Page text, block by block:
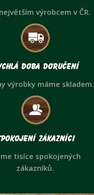
výrobcem v ČR.
doba doručení
výrobky máme skladem.
zákazníci
tisíce spokojených
zákazníků.